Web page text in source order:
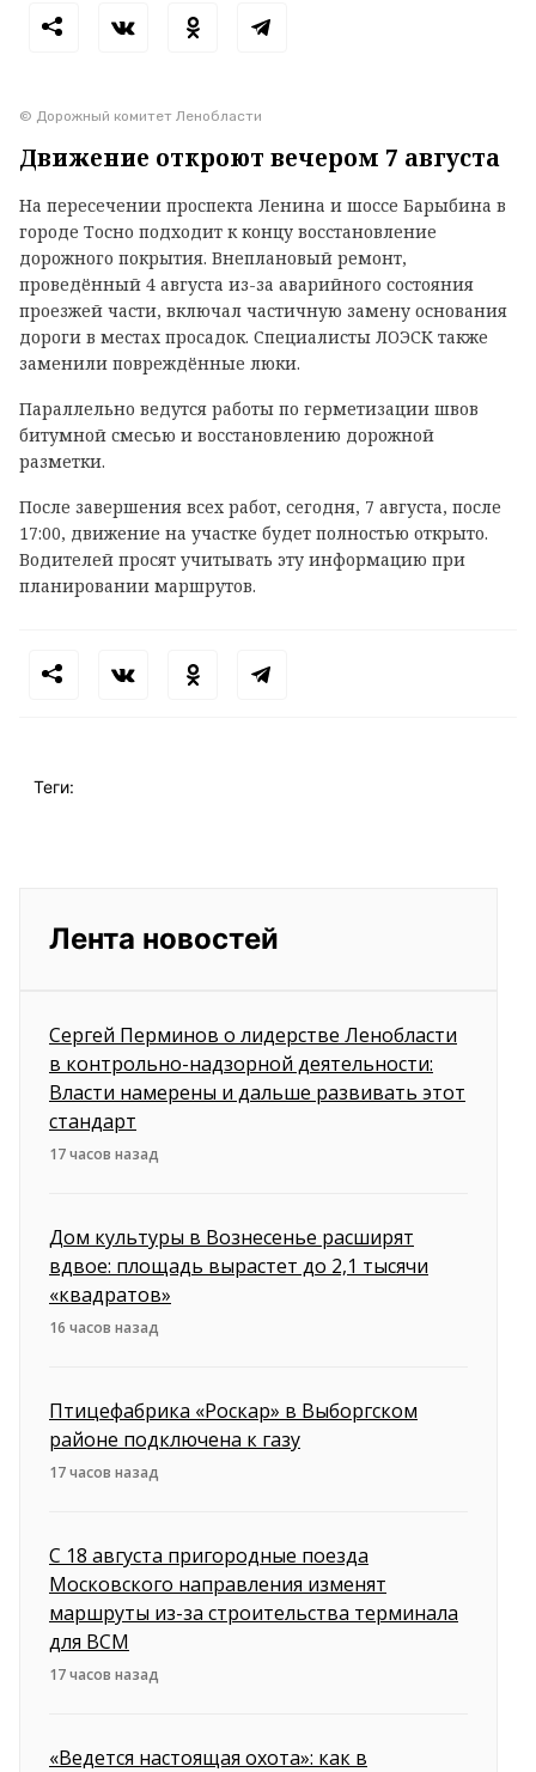
© Дорожный комитет Ленобласти
Движение откроют вечером 7 августа
На пересечении проспекта Ленина и шоссе Барыбина в
городе Тосно подходит к концу восстановление
дорожного покрытия. Внеплановый ремонт,
проведённый 4 августа из-за аварийного состояния
проезжей части, включал частичную замену основания
дороги в местах просадок. Специалисты ЛОЭСК также
заменили повреждённые люки.
Параллельно ведутся работы по герметизации швов
битумной смесью и восстановлению дорожной
разметки.
После завершения всех работ, сегодня, 7 августа, после
17:00, движение на участке будет полностью открыто.
Водителей просят учитывать эту информацию при
планировании маршрутов.
Теги:
Лента новостей
Сергей Перминов о лидерстве Ленобласти
в контрольно-надзорной деятельности:
Власти намерены и дальше развивать этот
стандарт
17 часов назад
Дом культуры в Вознесенье расширят
вдвое: площадь вырастет до 2,1 тысячи
«квадратов»
16 часов назад
Птицефабрика «Роскар» в Выборгском
районе подключена к газу
17 часов назад
С 18 августа пригородные поезда
Московского направления изменят
маршруты из-за строительства терминала
для ВСМ
17 часов назад
«Ведется настоящая охота»: как в